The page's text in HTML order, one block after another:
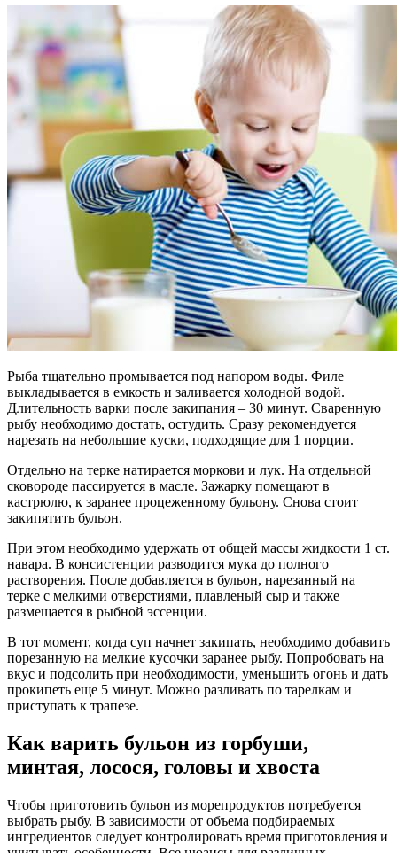
Рыба тщательно промывается под напором воды. Филе
выкладывается в емкость и заливается холодной водой.
Длительность варки после закипания – 30 минут. Сваренную
рыбу необходимо достать, остудить. Сразу рекомендуется
нарезать на небольшие куски, подходящие для 1 порции.
Отдельно на терке натирается моркови и лук. На отдельной
сковороде пассируется в масле. Зажарку помещают в
кастрюлю, к заранее процеженному бульону. Снова стоит
закипятить бульон.
При этом необходимо удержать от общей массы жидкости 1 ст.
навара. В консистенции разводится мука до полного
растворения. После добавляется в бульон, нарезанный на
терке с мелкими отверстиями, плавленый сыр и также
размещается в рыбной эссенции.
В тот момент, когда суп начнет закипать, необходимо добавить
порезанную на мелкие кусочки заранее рыбу. Попробовать на
вкус и подсолить при необходимости, уменьшить огонь и дать
прокипеть еще 5 минут. Можно разливать по тарелкам и
приступать к трапезе.
Как варить бульон из горбуши,
минтая, лосося, головы и хвоста
Чтобы приготовить бульон из морепродуктов потребуется
выбрать рыбу. В зависимости от объема подбираемых
ингредиентов следует контролировать время приготовления и